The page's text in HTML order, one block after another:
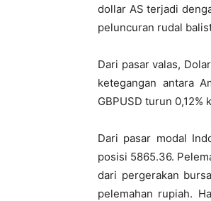
dollar AS terjadi
peluncuran rudal
Dari pasar valas,
ketegangan antara
GBPUSD turun 0,12%
Dari pasar modal
posisi 5865.36.
dari pergerakan
pelemahan rupiah.